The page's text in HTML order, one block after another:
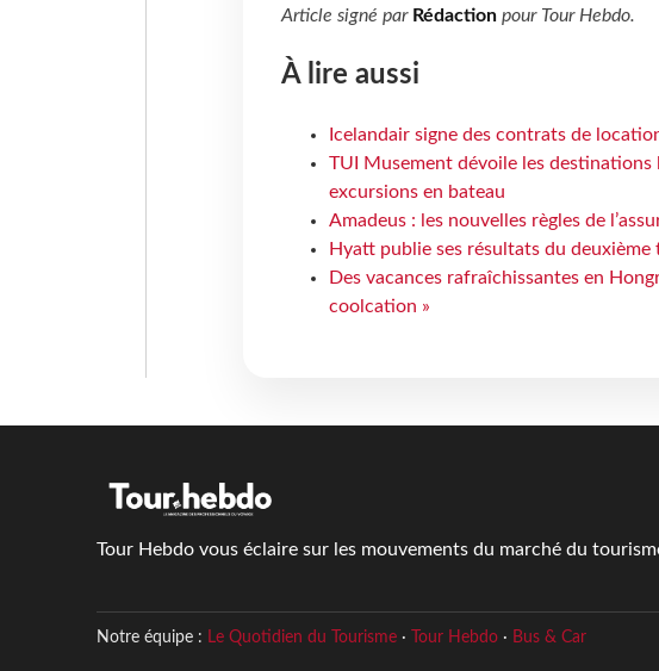
Article signé par Rédactionpour Tour Hebdo.
À lire aussi
Icelandair signe des contrats de
TUI Musement dévoile les destinations
excursions en bateau
Amadeus : les nouvelles règles de
Hyatt publie ses résultats du
Des vacances rafraîchissantes en
coolcation »
Tour Hebdo vous éclaire sur les mouvements du marché du
Notre équipe : Le Quotidien du Tourisme· Tour Hebdo· Bus & Car